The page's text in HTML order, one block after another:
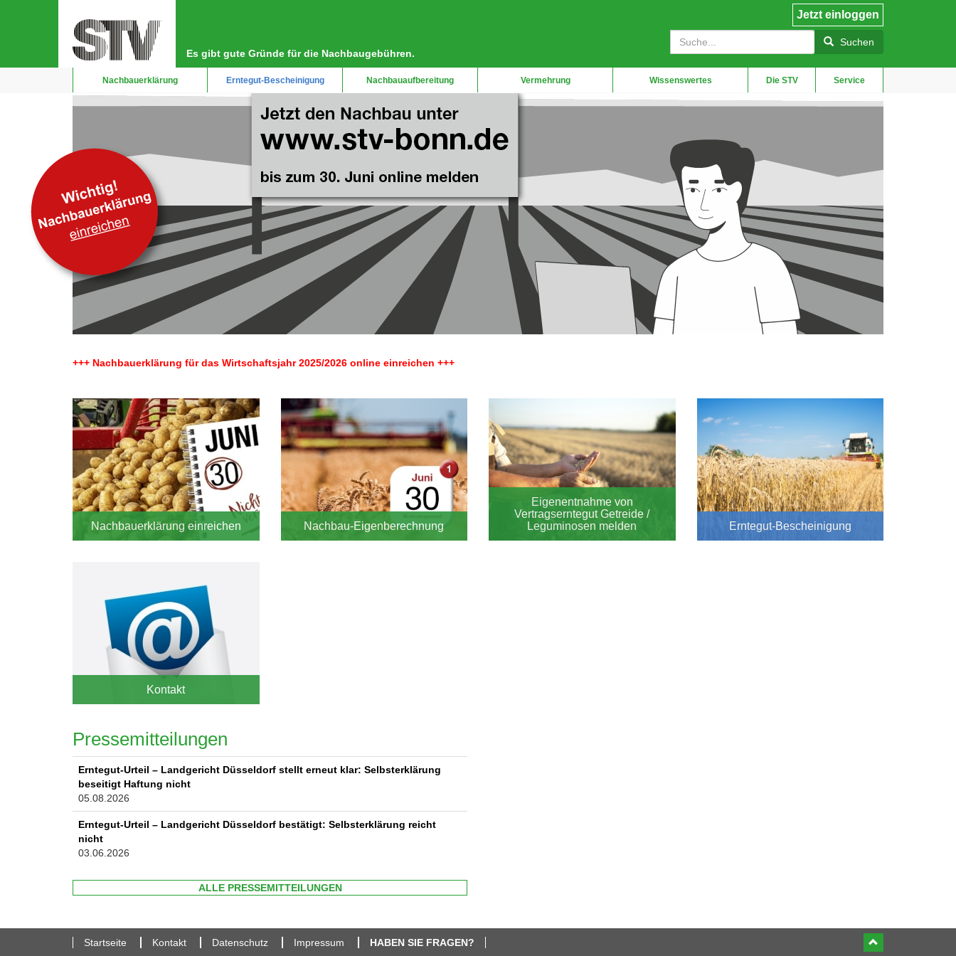
Es gibt gute Gründe für die Nachbaugebühren.
User
account
menu
Jetzt einloggen
Suche Suchen
Hauptnavigation
Nachbauerklärung Erntegut-Bescheinigung Nachbauaufbereitung Vermehrung Wissenswertes Die STV Service
+++ Nachbauerklärung für das Wirtschaftsjahr 2025/2026 online einreichen +++
Main
navigation
Nachbauerklärung einreichen Nachbau-Eigenberechnung
Eigenentnahme von
Vertragserntegut Getreide /
Leguminosen melden
Erntegut-Bescheinigung
Kontakt
Pressemitteilungen
Erntegut-Urteil – Landgericht Düsseldorf stellt erneut klar: Selbsterklärung
beseitigt Haftung nicht
05.08.2026
Erntegut-Urteil – Landgericht Düsseldorf bestätigt: Selbsterklärung reicht
nicht
03.06.2026
ALLE PRESSEMITTEILUNGEN
Startseite Kontakt Datenschutz Impressum HABEN SIE FRAGEN?